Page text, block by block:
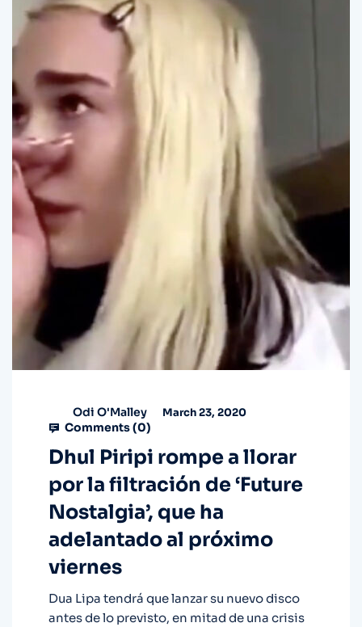
Odi O'Malley March 23, 2020
Comments (0)
Dhul Piripi rompe a llorar
por la filtración de ‘Future
Nostalgia’, que ha
adelantado al próximo
viernes
Dua Lipa tendrá que lanzar su nuevo disco
antes de lo previsto, en mitad de una crisis